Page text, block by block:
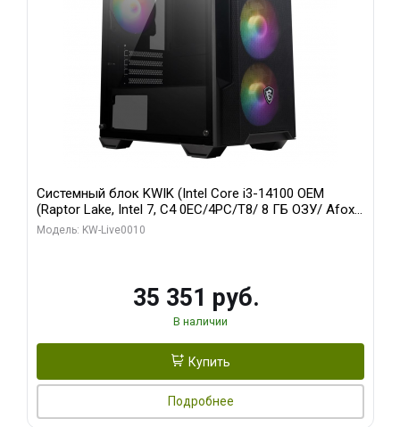
Системный блок KWIK (Intel Core i3-14100 OEM
(Raptor Lake, Intel 7, C4 0EC/4PC/T8/ 8 ГБ ОЗУ/ Afox
R5 220 1GB DDR3 64bit VGA DVI HDMI 1FAN LP RTL /
Модель: KW-Live0010
35 351 руб.
В наличии
Купить
Подробнее